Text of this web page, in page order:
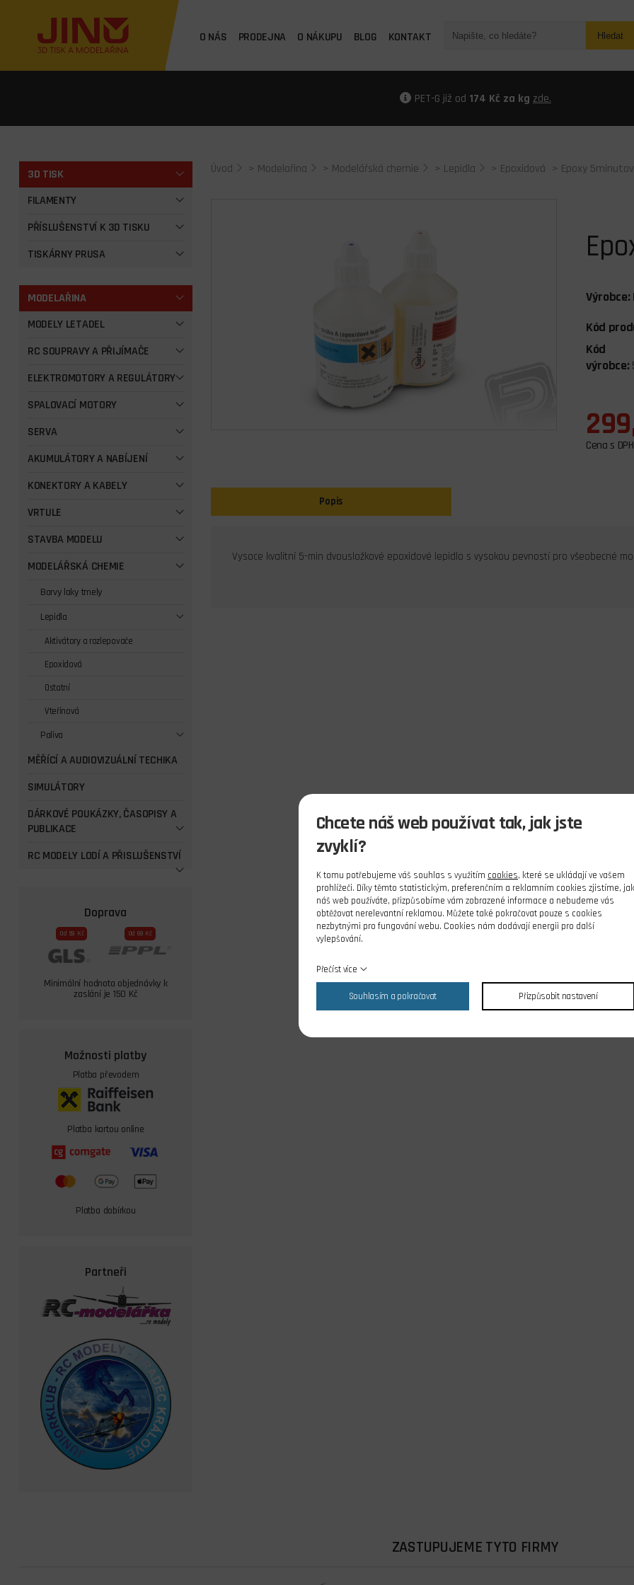
O NÁS PRODEJNA O NÁKUPU BLOG KONTAKT Hledat
PET-G již od 174 Kč za kg zde.
3D TISK
FILAMENTY
PŘÍSLUŠENSTVÍ K 3D TISKU
TISKÁRNY PRUSA
MODELAŘINA
MODELY LETADEL
RC SOUPRAVY A PŘIJÍMAČE
ELEKTROMOTORY A REGULÁTORY
SPALOVACÍ MOTORY
SERVA
AKUMULÁTORY A NABÍJENÍ
KONEKTORY A KABELY
VRTULE
STAVBA MODELU
MODELÁŘSKÁ CHEMIE
Barvy laky tmely
Lepidla
Aktivátory a rozlepovače
Epoxidová
Ostatní
Vteřinová
Paliva
MĚŘÍCÍ A AUDIOVIZUÁLNÍ TECHIKA
SIMULÁTORY
DÁRKOVÉ POUKÁZKY, ČASOPISY A
PUBLIKACE
RC MODELY LODÍ A PŘISLUŠENSTVÍ
Doprava
Od 59 Kč Od 69 Kč
Minimální hodnota objednávky k
zaslání je 150 Kč
Možnosti platby
Platba převodem
Platba kartou online
Platba dobírkou
Partneři
Úvod > Modelařina > Modelářská chemie > Lepidla > Epoxidová > Epoxy
Výrobce:
Kód
Kód
výrobce:
Cena s DPH
Popis
Vysoce kvalitní 5-min dvousložkové epoxidové lepidlo s vysokou pevností pro všeobecné
ZASTUPUJEME TYTO FIRMY
Chcete náš web používat tak, jak jste
zvyklí?
K tomu potřebujeme váš souhlas s využitím cookies, které se ukládají ve vašem
prohlížeči. Díky těmto statistickým, preferenčním a reklamním cookies zjistíme, jak
náš web používáte, přizpůsobíme vám zobrazené informace a nebudeme vás
obtěžovat nerelevantní reklamou. Můžete také pokračovat pouze s cookies
nezbytnými pro fungování webu. Cookies nám dodávají energii pro další
vylepšování.
Přečíst více
Souhlasím a pokračovat Přizpůsobit nastavení